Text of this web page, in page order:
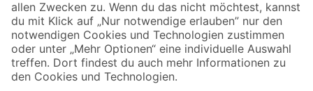
Jetzt die toom-App herunterladen